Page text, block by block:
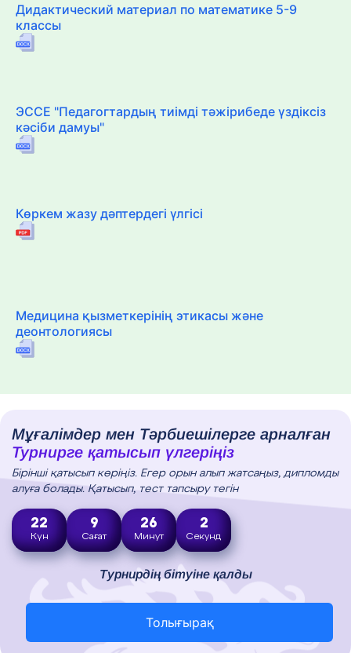
Дидактический материал по математике 5-9
классы
ЭССЕ "Педагогтардың тиімді тәжірибеде үздіксіз
кәсіби дамуы"
Көркем жазу дәптердегі үлгісі
Медицина қызметкерінің этикасы және
деонтологиясы
Мұғалімдер мен Тәрбиешілерге арналған
Турнирге қатысып үлгеріңіз
Бірінші қатысып көріңіз. Егер орын алып жатсаңыз, дипломды
алуға болады. Қатысып, тест тапсыру тегін
22
Күн
9
Сағат
26
Минут
0
Секунд
Турнирдің бітуіне қалды
Толығырақ